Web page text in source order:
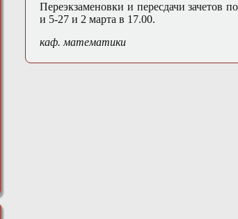
Переэкзаменовки и пересдачи зачетов
и 5-27 и 2 марта в 17.00.
каф. математики